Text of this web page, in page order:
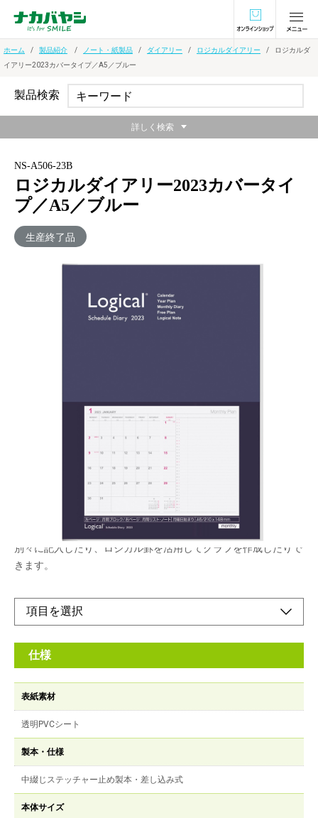
オンラインショ
ホーム 製品紹介 ノート・紙製品 ダイアリー ロジカルダイアリー
ロジカルダ
イアリー2023カバータイプ／A5／ブルー
NS-A506-23B
ロジカルダイアリー2023カバータイ
プ／A5／ブルー
生産終了品
メーカー希望小売価格：
左側は月間カレンダーで一か月の予定を記入。右側は縦軸に日付
が入ったノートになっているので、プロジェクトや家族の予定を
別々に記入したり、ロジカル罫を活用してグラフを作成したりで
きます。
仕様
表紙素材
透明PVCシート
製本・仕様
中綴じステッチャー止め製本・差し込み式
本体サイズ
製品検索
詳しく検索